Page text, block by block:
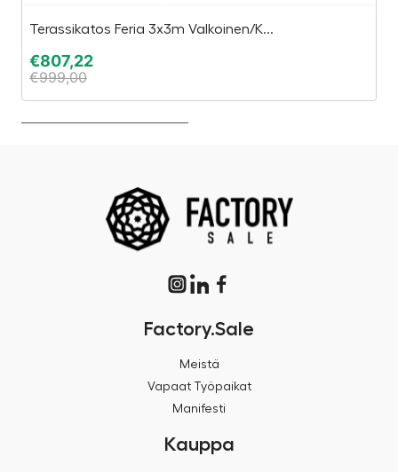
Terassikatos Feria 3x3m Valkoinen/K...
€807,22
€999,00
Factory.Sale
Meistä
Vapaat Työpaikat
Manifesti
Kauppa